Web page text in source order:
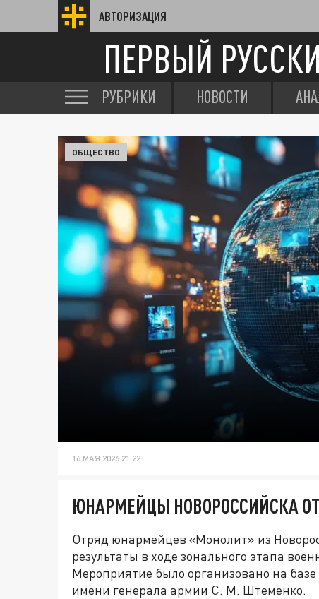
АВТОРИЗАЦИЯ
ПЕРВЫЙ
РУБРИКИ НОВОСТИ
ОБЩЕСТВО
16 МАЯ 2026 21:22
ЮНАРМЕЙЦЫ НОВОРОССИЙСКА
Отряд юнармейцев «Монолит» из
результаты в ходе зонального этапа
Мероприятие было организовано на
имени генерала армии С. М. Штеменко.